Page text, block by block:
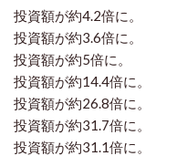
投資額が約4.2倍に。
投資額が約3.6倍に。
投資額が約5倍に。
投資額が約14.4倍に。
投資額が約26.8倍に。
投資額が約31.7倍に。
投資額が約31.1倍に。